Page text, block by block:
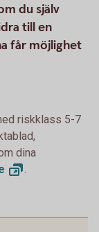
du själv
till en
får möjlighet
riskklass 5-7
dina